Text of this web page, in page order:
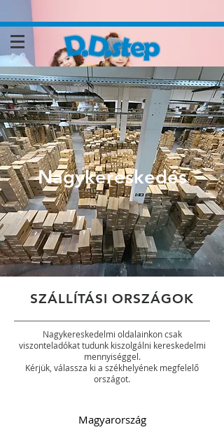
Nagykereskedés
SZÁLLÍTÁSI ORSZÁGOK
Nagykereskedelmi oldalainkon csak
viszonteladókat tudunk kiszolgálni kereskedelmi
mennyiséggel.
Kérjük, válassza ki a székhelyének megfelelő
országot.
Magyarország